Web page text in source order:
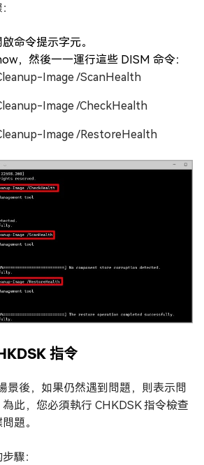
命令提示字元。
，然後一一運行這些 DISM 命令：
Image /ScanHealth
Image /CheckHealth
Image /RestoreHealth
指令
景後，如果仍然遇到問題，則表示問
此，您必須執行 CHKDSK 指令檢查
題。
驟：